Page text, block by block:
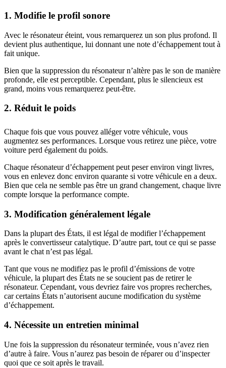
1. Modifie le profil sonore
Avec le résonateur éteint, vous remarquerez un son plus profond. Il
devient plus authentique, lui donnant une note d’échappement tout à
fait unique.
Bien que la suppression du résonateur n’altère pas le son de manière
profonde, elle est perceptible. Cependant, plus le silencieux est
grand, moins vous remarquerez peut-être.
2. Réduit le poids
Chaque fois que vous pouvez alléger votre véhicule, vous
augmentez ses performances. Lorsque vous retirez une pièce, votre
voiture perd également du poids.
Chaque résonateur d’échappement peut peser environ vingt livres,
vous en enlevez donc environ quarante si votre véhicule en a deux.
Bien que cela ne semble pas être un grand changement, chaque livre
compte lorsque la performance compte.
3. Modification généralement légale
Dans la plupart des États, il est légal de modifier l’échappement
après le convertisseur catalytique. D’autre part, tout ce qui se passe
avant le chat n’est pas légal.
Tant que vous ne modifiez pas le profil d’émissions de votre
véhicule, la plupart des États ne se soucient pas de retirer le
résonateur. Cependant, vous devriez faire vos propres recherches,
car certains États n’autorisent aucune modification du système
d’échappement.
4. Nécessite un entretien minimal
Une fois la suppression du résonateur terminée, vous n’avez rien
d’autre à faire. Vous n’aurez pas besoin de réparer ou d’inspecter
quoi que ce soit après le travail.